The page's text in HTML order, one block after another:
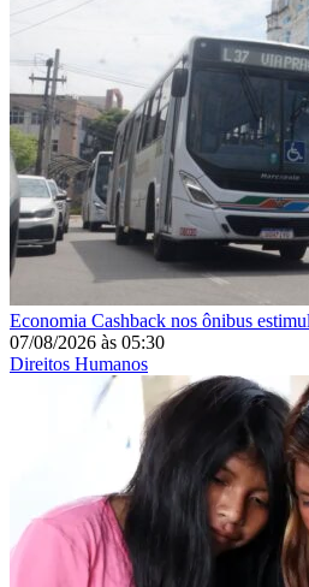
Economia Cashback nos ônibus
07/08/2026 às 05:30
Direitos Humanos